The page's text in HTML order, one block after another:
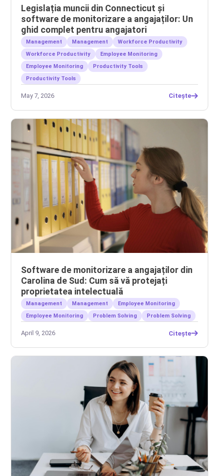
Legislația muncii din Connecticut și
software de monitorizare a angajaților: Un
ghid complet pentru angajatori
Management Management
Workforce Productivity
Workforce Productivity
Employee Monitoring
Employee Monitoring
Productivity Tools
Productivity Tools
May 7, 2026 Citește
Software de monitorizare a angajaților din
Carolina de Sud: Cum să vă protejați
proprietatea intelectuală
Management Management
Employee Monitoring
Employee Monitoring
Problem Solving Problem Solving
April 9, 2026 Citește